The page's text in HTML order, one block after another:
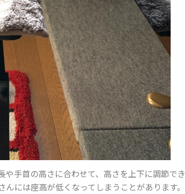
手首の高さに合わせて、高さを上下に調節でき
には座高が低くなってしまうことがあります。